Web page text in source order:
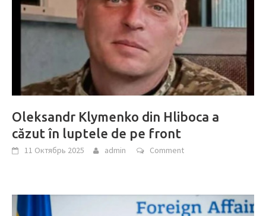
Oleksandr Klymenko din Hliboca a
căzut în luptele de pe front
11 Октябрь 2025 admin Comment